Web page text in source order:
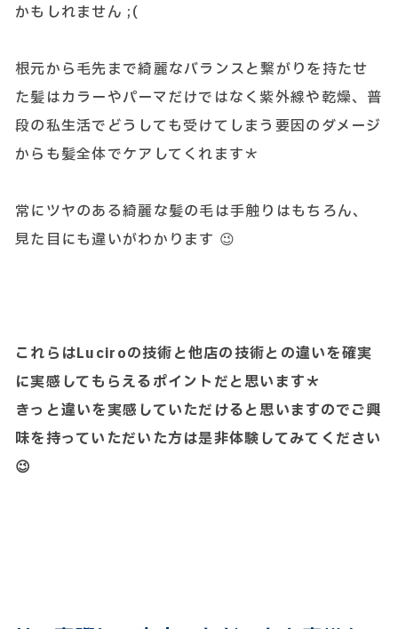
かもしれません ;(
根元から毛先まで綺麗なバランスと繋がりを持たせ
た髪はカラーやパーマだけではなく紫外線や乾燥、普
段の私生活でどうしても受けてしまう要因のダメージ
からも髪全体でケアしてくれます＊
常にツヤのある綺麗な髪の毛は手触りはもちろん、
見た目にも違いがわかります 😉
これらはLuciroの技術と他店の技術との違いを確実
に実感してもらえるポイントだと思います＊
きっと違いを実感していただけると思いますのでご興
味を持っていただいた方は是非体験してみてください
😉